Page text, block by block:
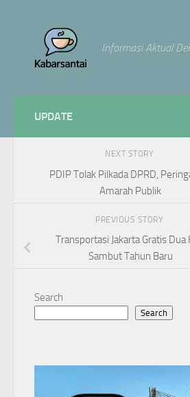
Informasi Aktual
UPDATE
NEXT STORY
PDIP Tolak Pilkada DPRD,
Amarah Publik
PREVIOUS STORY
Transportasi Jakarta Gratis Dua
Sambut Tahun Baru
Search
Search